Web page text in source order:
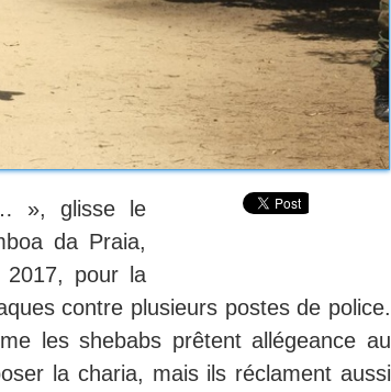
», glisse le
da Praia,
2017, pour la
contre plusieurs postes de police.
les shebabs prêtent allégeance au
la charia, mais ils réclament aussi